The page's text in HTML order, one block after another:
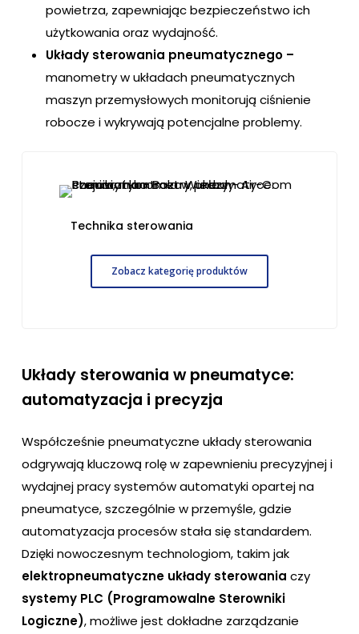
powietrza, zapewniając bezpieczeństwo ich
użytkowania oraz wydajność.
Układy sterowania pneumatycznego –
manometry w układach pneumatycznych
maszyn przemysłowych monitorują ciśnienie
robocze i wykrywają potencjalne problemy.
Technika sterowania
Zobacz kategorię produktów
Układy sterowania w pneumatyce:
automatyzacja i precyzja
Współcześnie pneumatyczne układy sterowania
odgrywają kluczową rolę w zapewnieniu precyzyjnej i
wydajnej pracy systemów automatyki opartej na
pneumatyce, szczególnie w przemyśle, gdzie
automatyzacja procesów stała się standardem.
Dzięki nowoczesnym technologiom, takim jak
elektropneumatyczne układy sterowania czy
systemy PLC (Programowalne Sterowniki
Logiczne), możliwe jest dokładne zarządzanie